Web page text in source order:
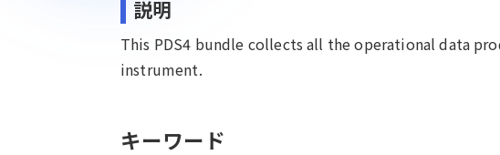
説明
This PDS4 bundle collects all the operational data
instrument.
キーワード